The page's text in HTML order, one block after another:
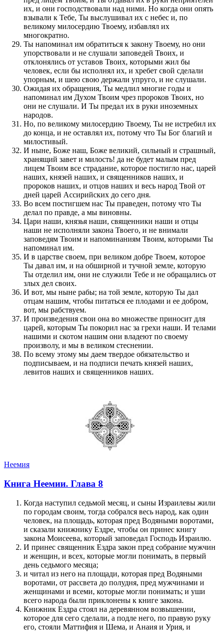
их, и они господствовали над ними. Но когда они опять
взывали к Тебе, Ты выслушивал их с небес и, по
великому милосердию Твоему, избавлял их
многократно.
Ты напоминал им обратиться к закону Твоему, но они
упорствовали и не слушали заповедей Твоих, и
отклонялись от уставов Твоих, которыми жил бы
человек, если бы исполнял их, и хребет свой сделали
упорным, и шею свою держали упруго, и не слушали.
Ожидая их обращения, Ты медлил многие годы и
напоминал им Духом Твоим чрез пророков Твоих, но
они не слушали. И Ты предал их в руки иноземных
народов.
Но, по великому милосердию Твоему, Ты не истребил их
до конца, и не оставлял их, потому что Ты Бог благий и
милостивый.
И ныне, Боже наш, Боже великий, сильный и страшный,
хранящий завет и милость! да не будет малым пред
лицем Твоим все страдание, которое постигло нас, царей
наших, князей наших, и священников наших, и
пророков наших, и отцов наших и весь народ Твой от
дней царей Ассирийских до сего дня.
Во всем постигшем нас Ты праведен, потому что Ты
делал по правде, а мы виновны.
Цари наши, князья наши, священники наши и отцы
наши не исполняли закона Твоего, и не внимали
заповедям Твоим и напоминаниям Твоим, которыми Ты
напоминал им.
И в царстве своем, при великом добре Твоем, которое
Ты давал им, и на обширной и тучной земле, которую
Ты отделил им, они не служили Тебе и не обращались от
злых дел своих.
И вот, мы ныне рабы; на той земле, которую Ты дал
отцам нашим, чтобы питаться ее плодами и ее добром,
вот, мы рабствуем.
И произведения свои она во множестве приносит для
царей, которым Ты покорил нас за грехи наши. И телами
нашими и скотом нашим они владеют по своему
произволу, и мы в великом стеснении.
По всему этому мы даем твердое обязательство и
подписываем, и на подписи печать князей наших,
левитов наших и священников наших.
Неемия
Книга Неемии. Глава 8
Когда наступил седьмой месяц, и сыны Израилевы жили
по городам своим, тогда собрался весь народ, как один
человек, на площадь, которая пред Водяными воротами,
и сказали книжнику Ездре, чтобы он принес книгу
закона Моисеева, который заповедал Господь Израилю.
И принес священник Ездра закон пред собрание мужчин
и женщин, и всех, которые могли понимать, в первый
день седьмого месяца;
и читал из него на площади, которая пред Водяными
воротами, от рассвета до полудня, пред мужчинами и
женщинами и всеми, которые могли понимать; и уши
всего народа были приклонены к книге закона.
Книжник Ездра стоял на деревянном возвышении,
которое для сего сделали, а подле него, по правую руку
его, стояли Маттифия и Шема, и Анаия и Урия, и